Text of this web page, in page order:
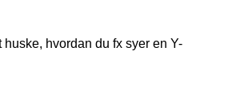
huske, hvordan du fx syer en Y-